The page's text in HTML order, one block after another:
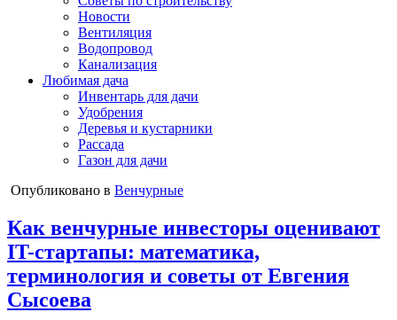
Новости
Вентиляция
Водопровод
Канализация
Любимая дача
Инвентарь для дачи
Удобрения
Деревья и кустарники
Рассада
Газон для дачи
Опубликовано в Венчурные
Как венчурные инвесторы оценивают
IT-стартапы: математика,
терминология и советы от Евгения
Сысоева